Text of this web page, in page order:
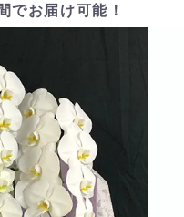
でお届け可能！